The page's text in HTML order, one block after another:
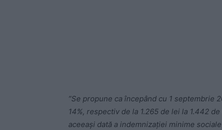
​”Se propune ca începând cu 1 septembrie
14%, respectiv de la 1.265 de lei la 1.442
aceeași dată a indemnizației minime